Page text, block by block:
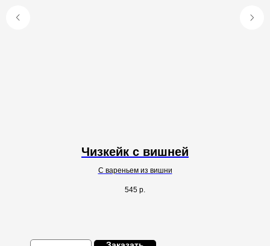
Чизкейк с вишней
С вареньем из вишни
545 р.